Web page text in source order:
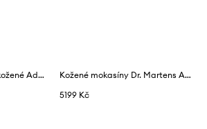
Dr. Martens mokasíny kožené Adrian Ben Tassel Loafer
Kožené mokasíny Dr. Martens Adrian Tassel Loafer
5199 Kč